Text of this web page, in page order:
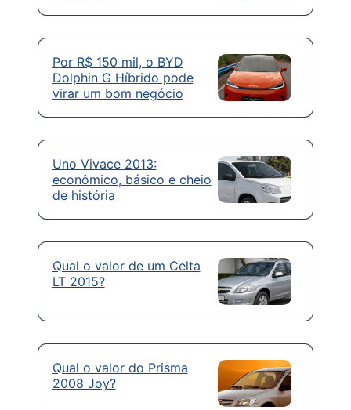
Por R$ 150 mil, o BYD
Dolphin G Híbrido pode
virar um bom negócio
Uno Vivace 2013:
econômico, básico e cheio
de história
Qual o valor de um Celta
LT 2015?
Qual o valor do Prisma
2008 Joy?